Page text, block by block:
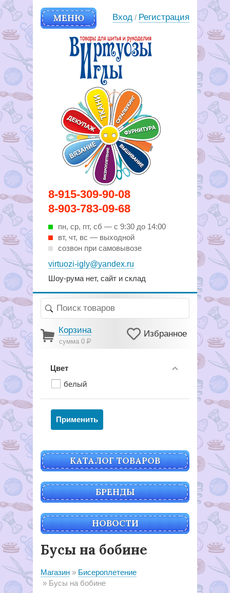
8-915-309-90-08
8-903-783-09-68
пн, ср, пт, cб — с 9:30 до 14:00
вт, чт, вс — выходной
созвон при самовывозе
virtuozi-igly@yandex.ru
Шоу-рума нет, сайт и склад
МЕНЮ
Вирутозы иглы. Товары для
шитья и рукоделья
Вход / Регистрация
Корзина
сумма 0Р
Избранное
Цвет
белый
КАТАЛОГ ТОВАРОВ
БРЕНДЫ
НОВОСТИ
Бусы на бобине
Магазин
Бисероплетение
Бусы на бобине